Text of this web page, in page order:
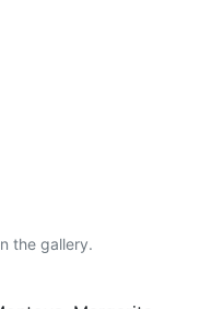
the gallery.